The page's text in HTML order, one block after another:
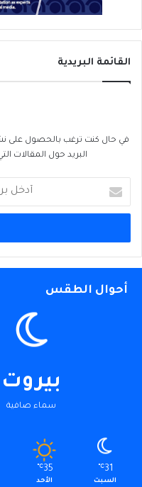
القائمة البريدية
في حال كنت ترغب بالحصول على
البريد حول المقالات
بريدك
الإلكتروني
أحوال الطقس
بيروت
سماء صافية
31
℃
السبت
35
℃
الأحد